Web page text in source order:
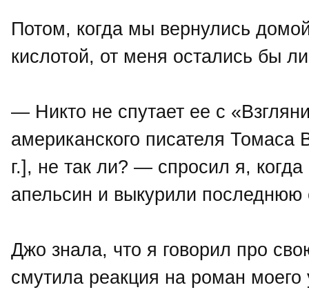
Потом, когда мы вернулись
кислотой, от меня остались бы
— Никто не спутает ее с
американского писателя
г.], не так ли? — спросил я,
апельсин и выкурили последнюю
Джо знала, что я говорил про
смутила реакция на роман моего